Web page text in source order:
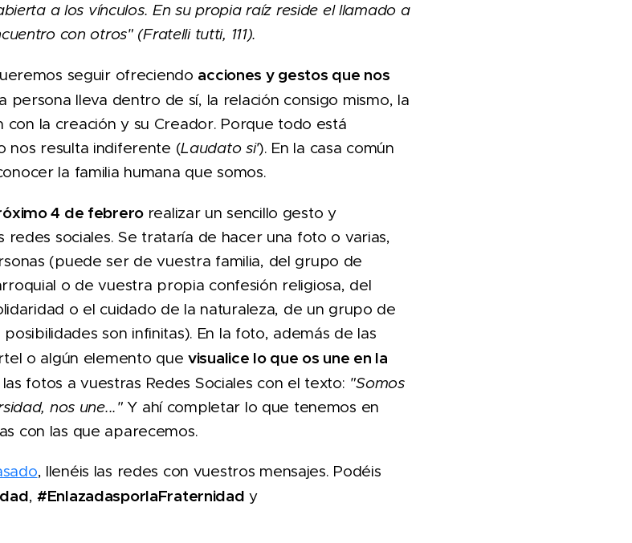
a los vínculos. En su propia raíz reside el llamado a
con otros" (Fratelli tutti, 111).
seguir ofreciendo acciones y gestos que nos
persona lleva dentro de sí, la relación consigo mismo, la
con la creación y su Creador. Porque todo está
nos resulta indiferente (Laudato si'). En la casa común
la familia humana que somos.
4 de febrero realizar un sencillo gesto y
sociales. Se trataría de hacer una foto o varias,
(puede ser de vuestra familia, del grupo de
o de vuestra propia confesión religiosa, del
o el cuidado de la naturaleza, de un grupo de
son infinitas). En la foto, además de las
o algún elemento quevisualice lo que os une en la
fotos a vuestras Redes Sociales con el texto: "Somos
nos une..."Y ahí completar lo que tenemos en
con las que aparecemos.
, llenéis las redes con vuestros mensajes. Podéis
,#EnlazadasporlaFraternidad y